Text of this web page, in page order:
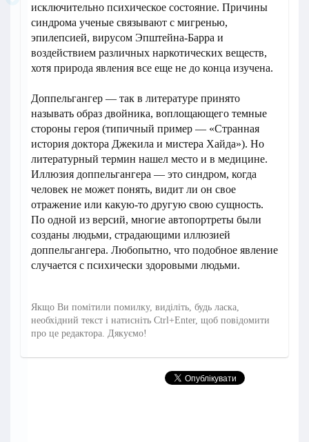
исключительно психическое состояние. Причины
синдрома ученые связывают с мигренью,
эпилепсией, вирусом Эпштейна-Барра и
воздействием различных наркотических веществ,
хотя природа явления все еще не до конца изучена.
Доппельгангер — так в литературе принято
называть образ двойника, воплощающего темные
стороны героя (типичный пример — «Странная
история доктора Джекила и мистера Хайда»). Но
литературный термин нашел место и в медицине.
Иллюзия доппельгангера — это синдром, когда
человек не может понять, видит ли он свое
отражение или какую-то другую свою сущность.
По одной из версий, многие автопортреты были
созданы людьми, страдающими иллюзией
доппельгангера. Любопытно, что подобное явление
случается с психически здоровыми людьми.
Якщо Ви помітили помилку, виділіть, будь ласка,
необхідний текст і натисніть Ctrl+Enter, щоб повідомити
про це редактора. Дякуємо!